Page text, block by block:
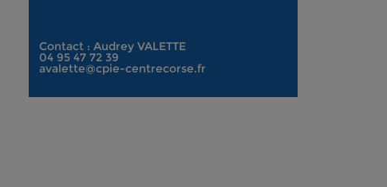
Contact : Audrey VALETTE
04 95 47 72 39
avalette@cpie-centrecorse.fr